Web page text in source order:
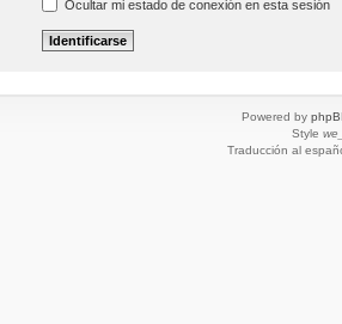
Ocultar mi estado de conexión en esta sesión
Powered by
Style
Traducción al